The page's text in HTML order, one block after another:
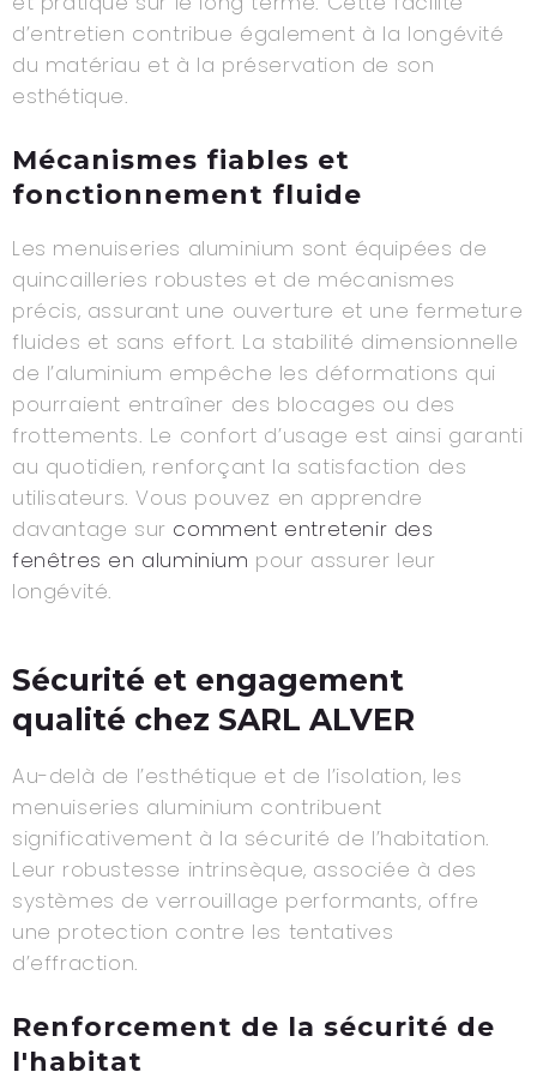
d’entretien contribue également à la longévité
du matériau et à la préservation de son
esthétique.
Mécanismes fiables et
fonctionnement fluide
Les menuiseries aluminium sont équipées de
quincailleries robustes et de mécanismes
précis, assurant une ouverture et une fermeture
fluides et sans effort. La stabilité dimensionnelle
de l’aluminium empêche les déformations qui
pourraient entraîner des blocages ou des
frottements. Le confort d’usage est ainsi garanti
au quotidien, renforçant la satisfaction des
utilisateurs. Vous pouvez en apprendre
davantage sur comment entretenir des
fenêtres en aluminium pour assurer leur
longévité.
Sécurité et engagement
qualité chez SARL ALVER
Au-delà de l’esthétique et de l’isolation, les
menuiseries aluminium contribuent
significativement à la sécurité de l’habitation.
Leur robustesse intrinsèque, associée à des
systèmes de verrouillage performants, offre
une protection contre les tentatives
d’effraction.
Renforcement de la sécurité de
l'habitat